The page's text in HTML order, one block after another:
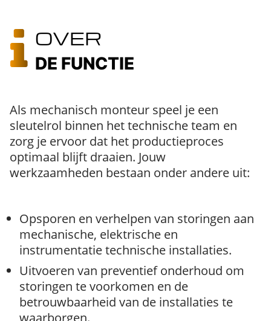
OVER
DE FUNCTIE
Als mechanisch monteur speel je een
sleutelrol binnen het technische team en
zorg je ervoor dat het productieproces
optimaal blijft draaien. Jouw
werkzaamheden bestaan onder andere uit:
Opsporen en verhelpen van storingen aan
mechanische, elektrische en
instrumentatie technische installaties.
Uitvoeren van preventief onderhoud om
storingen te voorkomen en de
betrouwbaarheid van de installaties te
waarborgen.